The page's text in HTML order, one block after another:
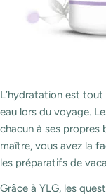
L’hydratation est
eau lors du voyage.
chacun à ses propres
maître, vous avez la
les préparatifs de
Grâce à YLG, les